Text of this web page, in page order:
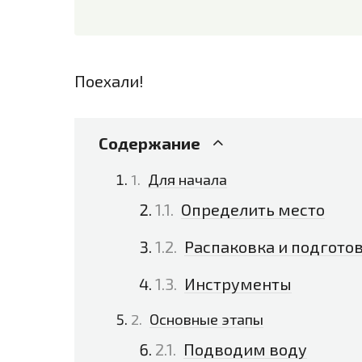
Поехали!
Содержание
Для начала
Определить место
Распаковка и
Инструменты
Основные этапы
Подводим воду